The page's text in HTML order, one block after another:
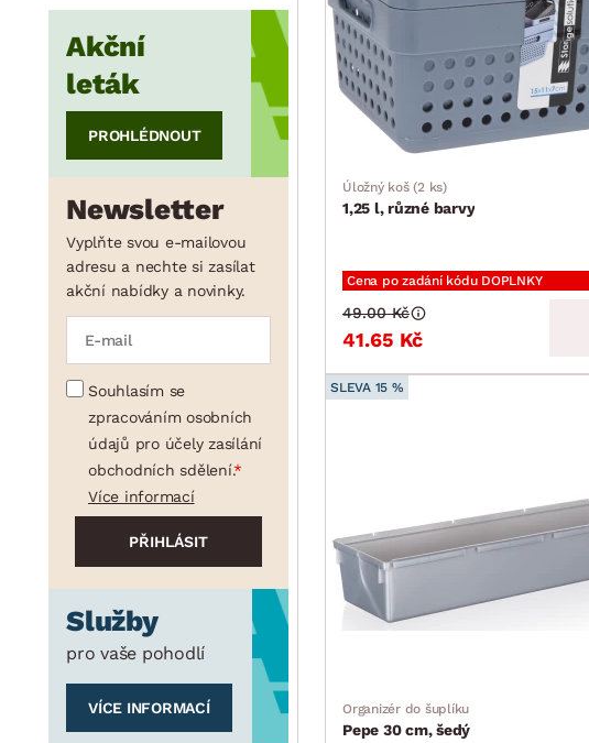
min. cm cm
Akční
leták
PROHLÉDNOUT
Newsletter
Vyplňte svou e-mailovou
adresu a nechte si zasílat
akční nabídky a novinky.
Souhlasím se
zpracováním osobních
údajů pro účely zasílání
obchodních sdělení.
Více informací
Služby
pro vaše pohodlí
VÍCE INFORMACÍ
Úložný koš (2 ks)
1,25 l, různé barvy
Cena po zadání kódu DOPLNKY
41.65 Kč
49.00 Kč
SLEVA 15 %
Organizér do šuplíku
Pepe 30 cm, šedý